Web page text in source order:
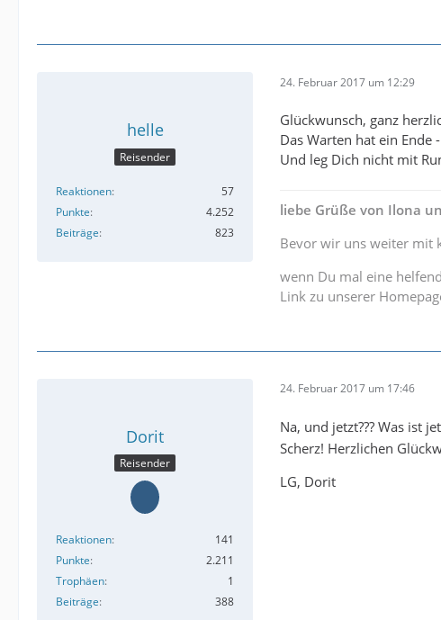
helle
Reisender
Reaktionen
57
Punkte
4.252
Beiträge
823
24. Februar 2017 um 12:29
Glückwunsch, ganz
Das Warten hat ein
Und leg Dich nicht mit
liebe Grüße von Ilona
Bevor wir uns weiter mit
wenn Du mal eine
Link zu unserer
Dorit
Reisender
Reaktionen
141
Punkte
2.211
Trophäen
1
Beiträge
388
24. Februar 2017 um 17:46
Na, und jetzt??? Was ist
Scherz! Herzlichen
LG, Dorit